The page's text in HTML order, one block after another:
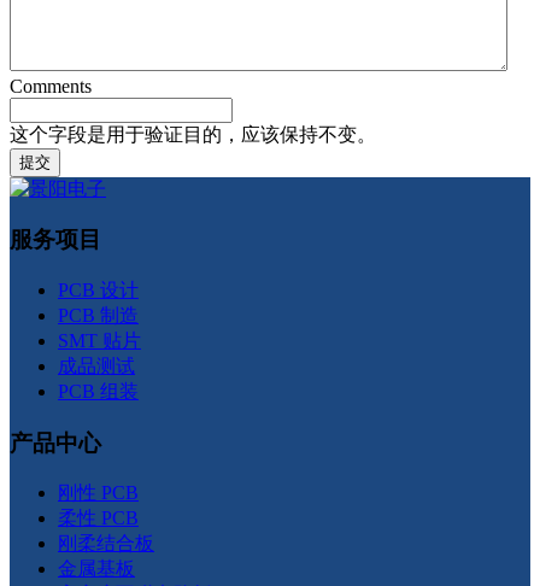
Comments
这个字段是用于验证目的，应该保持不变。
服务项目
PCB 设计
PCB 制造
SMT 贴片
成品测试
PCB 组装
产品中心
刚性 PCB
柔性 PCB
刚柔结合板
金属基板